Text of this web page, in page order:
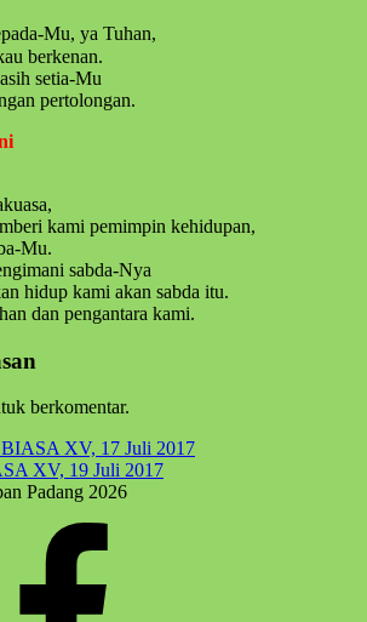
Mu, ya Tuhan,
berkenan.
setia-Mu
pertolongan.
kami pemimpin kehidupan,
Mu.
sabda-Nya
hidup kami akan sabda itu.
dan pengantara kami.
berkomentar.
XV, 17 Juli 2017
XV, 19 Juli 2017
Padang 2026